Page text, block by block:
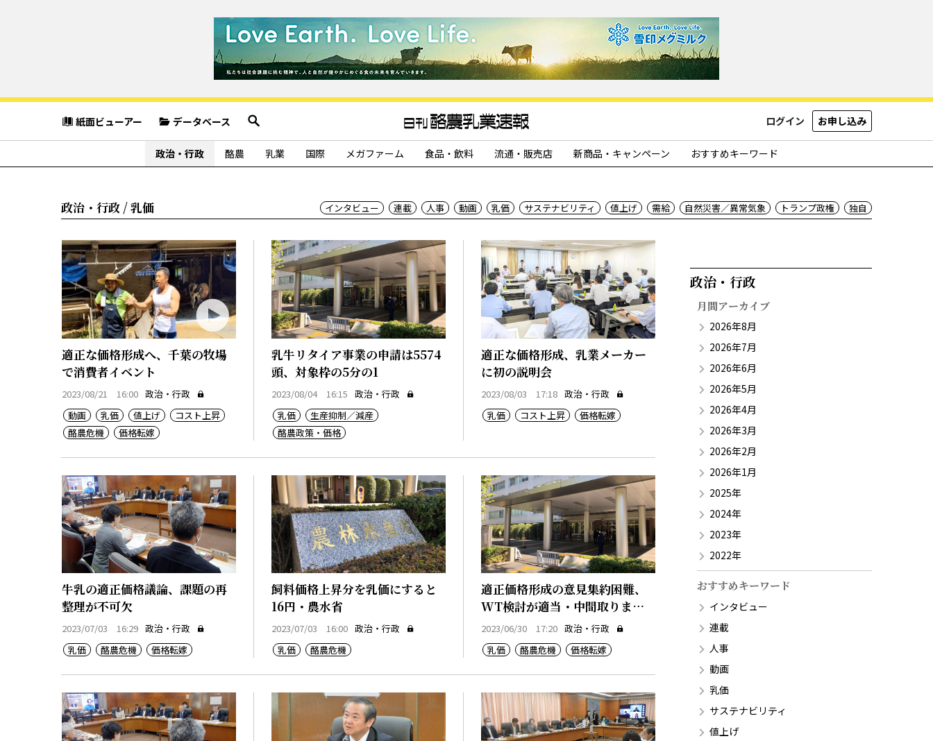
紙面ビューアー データベース ログイン お申し込み
政治・行政 酪農 乳業 国際 メガファーム 食品・飲料 流通・販売店 新商品・キャンペーン おすすめキーワード
政治・行政 / 乳価 インタビュー 連載 人事 動画 乳価 サステナビリティ 値上げ 需給 自然災害／異常気象 トランプ政権 独自
適正な価格形成へ、千葉の牧場
で消費者イベント
2023/08/21 16:00 政治・行政
動画
乳価 値上げ
コスト上昇
酪農危機
価格転嫁
乳牛リタイア事業の申請は5574
頭、対象枠の5分の1
2023/08/04 16:15 政治・行政
乳価
生産抑制／減産
酪農政策・価格
適正な価格形成、乳業メーカー
に初の説明会
2023/08/03 17:18 政治・行政
乳価
コスト上昇 価格転嫁
牛乳の適正価格議論、課題の再
整理が不可欠
2023/07/03 16:29 政治・行政
乳価
酪農危機 価格転嫁
飼料価格上昇分を乳価にすると
16円・農水省
2023/07/03 16:00 政治・行政
乳価
酪農危機
適正価格形成の意見集約困難、
WT検討が適当・中間取りまと
め
2023/06/30 17:20 政治・行政
乳価
酪農危機 価格転嫁
政治・行政​
月間アーカイブ
2026年8月
2026年7月
2026年6月
2026年5月
2026年4月
2026年3月
2026年2月
2026年1月
2025年
2024年
2023年
2022年
おすすめキーワード
インタビュー
連載
人事
動画
乳価
サステナビリティ
値上げ